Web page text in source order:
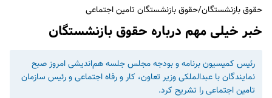
حقوق بازنشستگان/حقوق بازنشستگان تامین اجتماعی
خبر خیلی مهم درباره حقوق بازنشستگان
رئیس کمیسیون برنامه و بودجه مجلس جلسه هم‌اندیشی امروز صبح
نمایندگان با عبدالملکی وزیر تعاون، کار و رفاه اجتماعی و رئیس سازمان
تامین اجتماعی را تشریح کرد.